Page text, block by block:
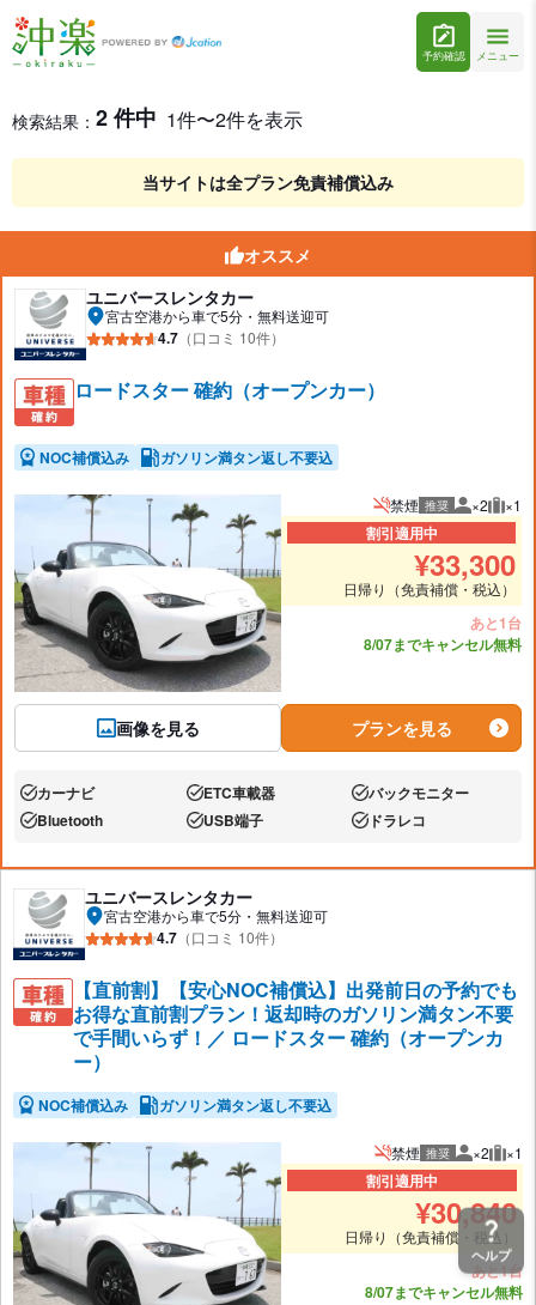
予約確認 メニュー
宮古空港のオープンカーレンタカーを格安予約
レンタカー検索結果
検索結果： 2 件中 1件〜2件を表示
当サイトは全プラン免責補償込み
オススメ
ユニバースレンタカー
宮古空港から車で5分・無料送迎可
4.7 （口コミ 10件）
ロードスター 確約（オープンカー）
NOC補償込み ガソリン満タン返し不要込
画像を見る
禁煙 推奨 推奨人数
×2 推奨
×1
割引適用中
¥33,300
日帰り（免責補償・税込）
あと1台
8/07までキャンセル無料
プランを見る
あり:カーナビ あり:ETC車載器 あり:バックモニター
あり:Bluetooth あり:USB端子 あり:ドラレコ
ユニバースレンタカー
宮古空港から車で5分・無料送迎可
4.7 （口コミ 10件）
【直前割】【安心NOC補償込】出発前日の予約でも
お得な直前割プラン！返却時のガソリン満タン不要
で手間いらず！／ ロードスター 確約（オープンカ
ー）
NOC補償込み ガソリン満タン返し不要込
禁煙 推奨 推奨人数
×2 推
×1
割引適用中
¥30,840
日帰り（免責補償・税込）
あと1台
8/07までキャンセル無料
ヘルプ